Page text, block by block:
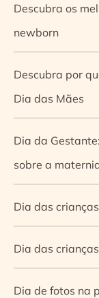
Descubra os
newborn
Descubra por
Dia das Mães
Dia da
sobre a
Dia das
Dia das
Dia de fotos na